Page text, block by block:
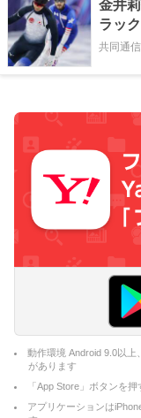
金井
ラッ
共同通信
動作環境 Android 9.0以
があります
「App Store」ボタンを
アプリケーションは